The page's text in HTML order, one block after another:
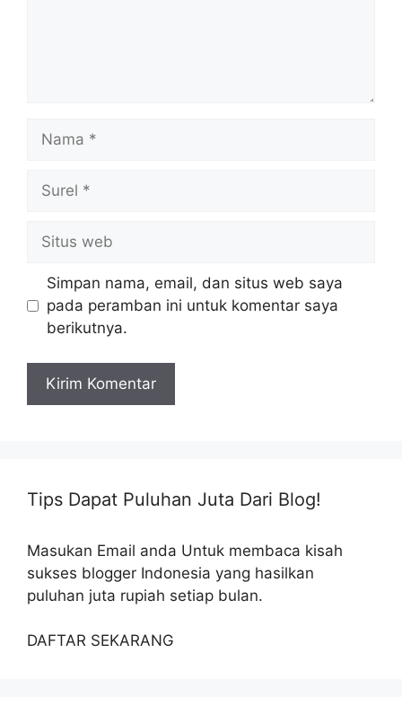
Nama
Surel
Situs
web
Simpan nama, email, dan situs web saya
pada peramban ini untuk komentar saya
berikutnya.
Tips Dapat Puluhan Juta Dari Blog!
Masukan Email anda Untuk membaca kisah
sukses blogger Indonesia yang hasilkan
puluhan juta rupiah setiap bulan.
DAFTAR SEKARANG